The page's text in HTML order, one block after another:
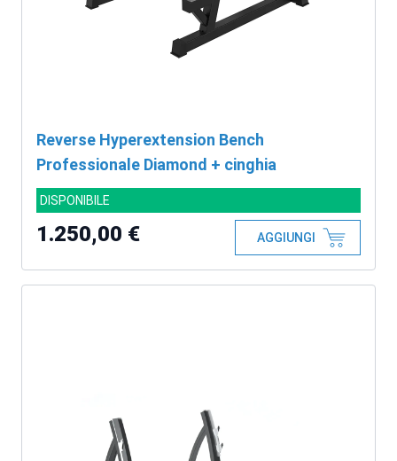
Reverse Hyperextension Bench
Professionale Diamond + cinghia
DISPONIBILE
1.250,00 € AGGIUNGI